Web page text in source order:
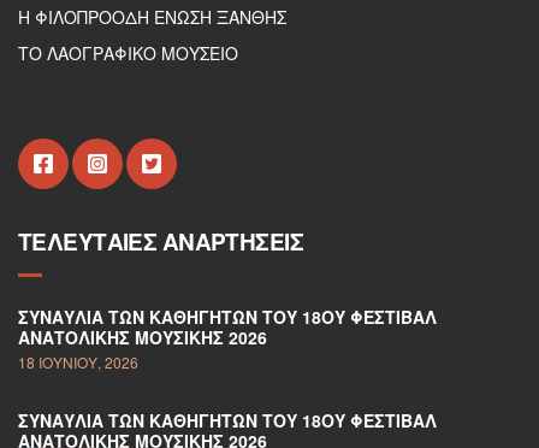
Η ΦΙΛΟΠΡΟΟΔΗ ΕΝΩΣΗ ΞΑΝΘΗΣ
ΤΟ ΛΑΟΓΡΑΦΙΚΟ ΜΟΥΣΕΙΟ
ΤΕΛΕΥΤΑΊΕΣ ΑΝΑΡΤΉΣΕΙΣ
ΣΥΝΑΥΛΊΑ ΤΩΝ ΚΑΘΗΓΗΤΏΝ ΤΟΥ 18ΟΥ ΦΕΣΤΙΒΆΛ
ΑΝΑΤΟΛΙΚΉΣ ΜΟΥΣΙΚΉΣ 2026
18 ΙΟΥΝΊΟΥ, 2026
ΣΥΝΑΥΛΊΑ ΤΩΝ ΚΑΘΗΓΗΤΏΝ ΤΟΥ 18ΟΥ ΦΕΣΤΙΒΆΛ
ΑΝΑΤΟΛΙΚΉΣ ΜΟΥΣΙΚΉΣ 2026